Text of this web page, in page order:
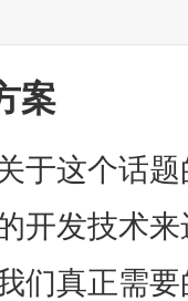
案
于这个话
开发技术
们真正需